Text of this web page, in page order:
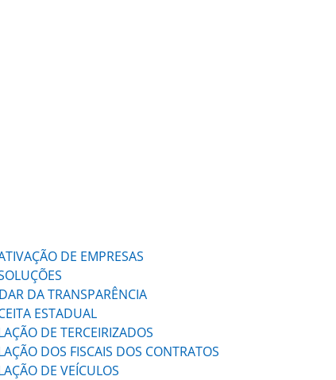
DE EMPRESAS
DA TRANSPARÊNCIA
ESTADUAL
DE TERCEIRIZADOS
DOS FISCAIS DOS CONTRATOS
DE VEÍCULOS